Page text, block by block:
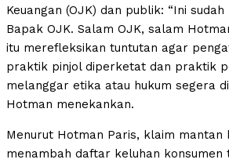
Keuangan (OJK) dan publik: “Ini
Bapak OJK. Salam OJK, salam
itu merefleksikan tuntutan agar
praktik pinjol diperketat dan praktik
melanggar etika atau hukum segera
Hotman menekankan.
Menurut Hotman Paris, klaim mantan
menambah daftar keluhan konsumen